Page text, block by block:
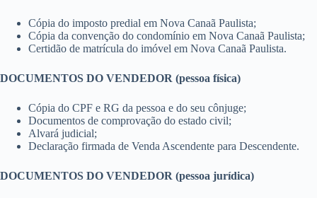
Cópia do imposto predial em Nova Canaã Paulista;
Cópia da convenção do condomínio em Nova Canaã Paulista;
Certidão de matrícula do imóvel em Nova Canaã Paulista.
DOCUMENTOS DO VENDEDOR (pessoa física)
Cópia do CPF e RG da pessoa e do seu cônjuge;
Documentos de comprovação do estado civil;
Alvará judicial;
Declaração firmada de Venda Ascendente para Descendente.
DOCUMENTOS DO VENDEDOR (pessoa jurídica)